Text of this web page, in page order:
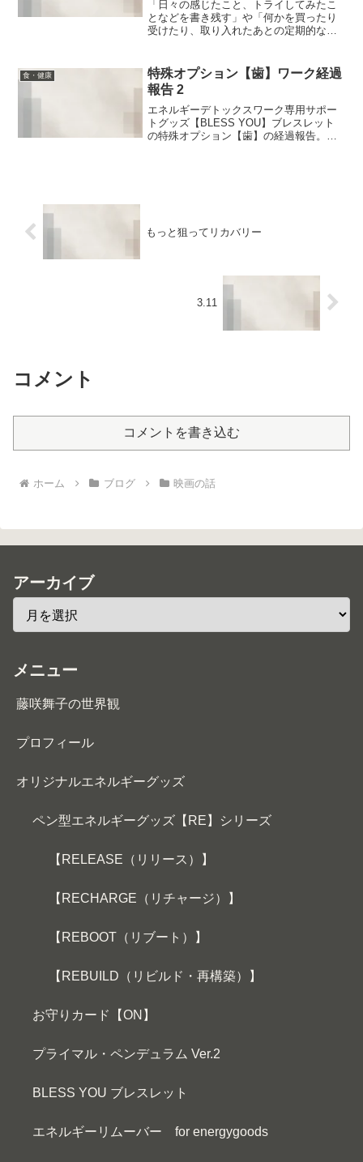
「日々の感じたこと、トライしてみたこ
となどを書き残す」や「何かを買ったり
受けたり、取り入れたあとの定期的な振
が断然良いよ！と口を酸っぱくして私も
言うのですが… いざ始め...
食・健康
特殊オプション【歯】ワーク経過
報告 2
エネルギーデトックスワーク専用サポー
トグッズ【BLESS YOU】ブレスレット
の特殊オプション【歯】の経過報告。前
もっと狙ってリカバリー
3.11
コメント
コメントを書き込む
ホーム ブログ 映画の話
アーカイブ
メニュー
藤咲舞子の世界観
プロフィール
オリジナルエネルギーグッズ
ペン型エネルギーグッズ【RE】シリーズ
【RELEASE（リリース）】
【RECHARGE（リチャージ）】
【REBOOT（リブート）】
【REBUILD（リビルド・再構築）】
お守りカード【ON】
プライマル・ペンデュラム Ver.2
BLESS YOU ブレスレット
エネルギーリムーバー for energygoods